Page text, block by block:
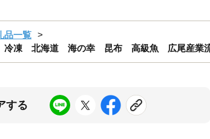
品一覧
凍 北海道 海の幸 昆布 高級魚 広尾産業流
する